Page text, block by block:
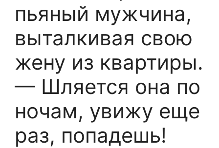
пьяный мужчина,
выталкивая свою
жену из квартиры.
— Шляется она по
ночам, увижу еще
раз, попадешь!